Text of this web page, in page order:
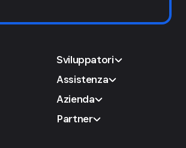
Sviluppatori
Assistenza
Azienda
Partner